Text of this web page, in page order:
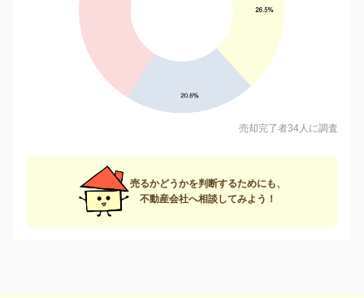
売却完了者34人に調査
売るかどうかを判断するためにも、
不動産会社へ相談してみよう！